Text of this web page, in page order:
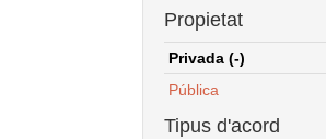
Propietat
Privada (-)
Pública
Tipus d'acord